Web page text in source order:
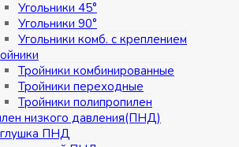
Угольники 45°
Угольники 90°
Угольники комб. с креплением
Тройники комбинированные
Тройники переходные
Тройники полипропилен
низкого давления(ПНД)
ПНД